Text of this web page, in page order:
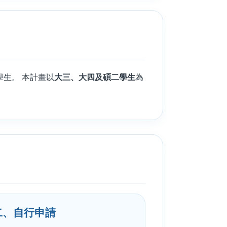
生。 本計畫以大三、大四及碩二學生為
、自行申請